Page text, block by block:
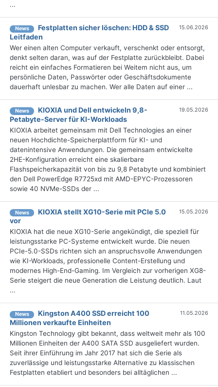
...
News
Festplatten sicher löschen: HDD & SSD
Leitfaden
15.06.2026
Wer einen alten Computer verkauft, verschenkt oder entsorgt,
denkt selten daran, was auf der Festplatte zurückbleibt. Dabei
reicht ein einfaches Formatieren bei Weitem nicht aus, um
persönliche Daten, Passwörter oder Geschäftsdokumente
dauerhaft unlesbar zu machen. Wer alle Daten auf einer ...
News
KIOXIA und Dell entwickeln 9,8-
Petabyte-Server für KI-Workloads
19.05.2026
KIOXIA arbeitet gemeinsam mit Dell Technologies an einer
neuen Hochdichte-Speicherplattform für KI- und
datenintensive Anwendungen. Die gemeinsam entwickelte
2HE-Konfiguration erreicht eine skalierbare
Flashspeicherkapazität von bis zu 9,8 Petabyte und kombiniert
den Dell PowerEdge R7725xd mit AMD-EPYC-Prozessoren
sowie 40 NVMe-SSDs der ...
News
KIOXIA stellt XG10-Serie mit PCIe 5.0
vor
15.05.2026
KIOXIA hat die neue XG10-Serie angekündigt, die speziell für
leistungsstarke PC-Systeme entwickelt wurde. Die neuen
PCIe-5.0-SSDs richten sich an anspruchsvolle Anwendungen
wie KI-Workloads, professionelle Content-Erstellung und
modernes High-End-Gaming. Im Vergleich zur vorherigen XG8-
Serie steigert die neue Generation die Leistung deutlich. Laut
...
News
Kingston A400 SSD erreicht 100
Millionen verkaufte Einheiten
11.05.2026
Kingston Technology gibt bekannt, dass weltweit mehr als 100
Millionen Einheiten der A400 SATA SSD ausgeliefert wurden.
Seit ihrer Einführung im Jahr 2017 hat sich die Serie als
zuverlässige und leistungsstarke Alternative zu klassischen
Festplatten etabliert und besonders bei alltäglichen ...